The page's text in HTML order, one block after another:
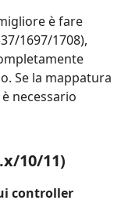
è fare
1697/1708),
Se la mappatura
necessario
10/11)
controller